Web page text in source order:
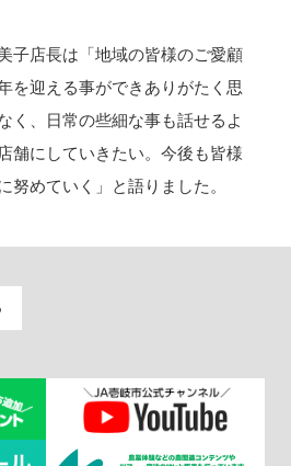
子店長は「地域の皆様のご愛顧
を迎える事ができありがたく思
く、日常の些細な事も話せるよ
舗にしていきたい。今後も皆様
努めていく」と語りました。